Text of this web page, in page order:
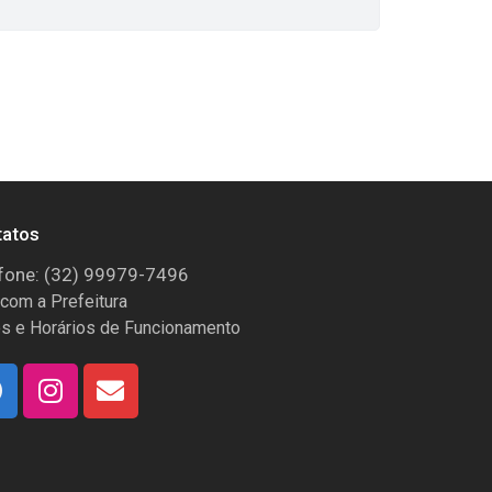
(32) 99979-7496
a Prefeitura
e Horários de Funcionamento